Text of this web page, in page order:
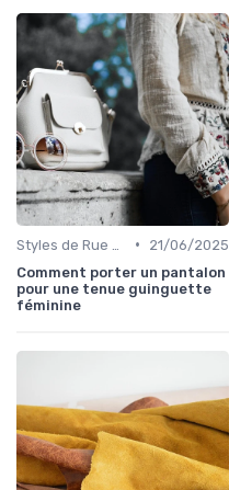
•
21/06/2025
Comment porter un pantalon
pour une tenue guinguette
féminine